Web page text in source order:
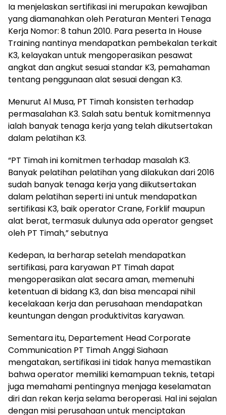
Ia menjelaskan sertifikasi ini merupakan kewajiban
yang diamanahkan oleh Peraturan Menteri Tenaga
Kerja Nomor: 8 tahun 2010. Para peserta In House
Training nantinya mendapatkan pembekalan terkait
K3, kelayakan untuk mengoperasikan pesawat
angkat dan angkut sesuai standar K3, pemahaman
tentang penggunaan alat sesuai dengan K3.
Menurut Al Musa, PT Timah konsisten terhadap
permasalahan K3. Salah satu bentuk komitmennya
ialah banyak tenaga kerja yang telah dikutsertakan
dalam pelatihan K3.
“PT Timah ini komitmen terhadap masalah K3.
Banyak pelatihan pelatihan yang dilakukan dari 2016
sudah banyak tenaga kerja yang diikutsertakan
dalam pelatihan seperti ini untuk mendapatkan
sertifikasi K3, baik operator Crane, Forklif maupun
alat berat, termasuk dulunya ada operator gengset
oleh PT Timah,” sebutnya
Kedepan, Ia berharap setelah mendapatkan
sertifikasi, para karyawan PT Timah dapat
mengoperasikan alat secara aman, memenuhi
ketentuan di bidang K3, dan bisa mencapai nihil
kecelakaan kerja dan perusahaan mendapatkan
keuntungan dengan produktivitas karyawan.
Sementara itu, Departement Head Corporate
Communication PT Timah Anggi Siahaan
mengatakan, sertifikasi ini tidak hanya memastikan
bahwa operator memiliki kemampuan teknis, tetapi
juga memahami pentingnya menjaga keselamatan
diri dan rekan kerja selama beroperasi. Hal ini sejalan
dengan misi perusahaan untuk menciptakan